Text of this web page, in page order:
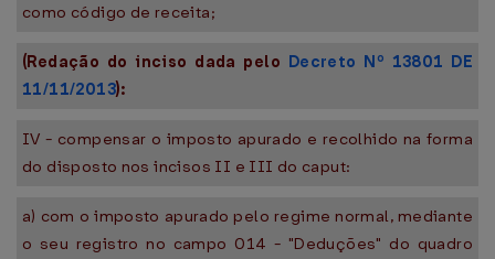
como código de receita;
(Redação do inciso dada pelo Decreto Nº 13801 DE
11/11/2013):
IV - compensar o imposto apurado e recolhido na forma
do disposto nos incisos II e III do caput:
a) com o imposto apurado pelo regime normal, mediante
o seu registro no campo 014 - "Deduções" do quadro